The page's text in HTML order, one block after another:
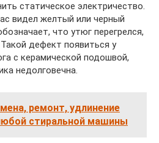
статическое электричество.
видел желтый или черный
что утюг перегрелся,
дефект появиться у
с керамической подошвой,
недолговечна.
ремонт, удлинение
стиральной машины